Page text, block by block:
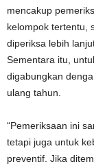
mencakup
kelompok tertentu,
diperiksa lebih
Sementara itu,
digabungkan
ulang tahun.
“Pemeriksaan ini
tetapi juga untuk
preventif. Jika